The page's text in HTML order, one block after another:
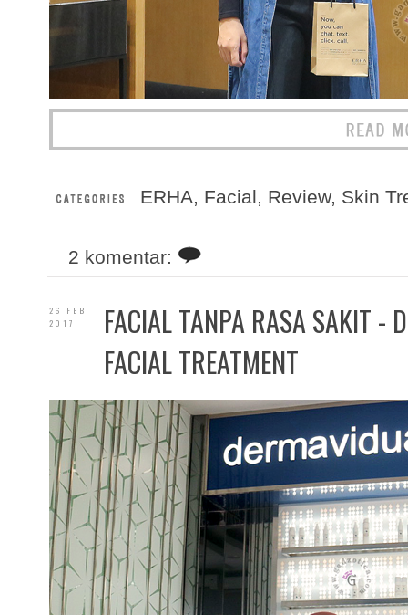
ERHA, Facial, Review, Skin
2 komentar:
26 FEB
2017
FACIAL TANPA RASA SAKIT -
FACIAL TREATMENT